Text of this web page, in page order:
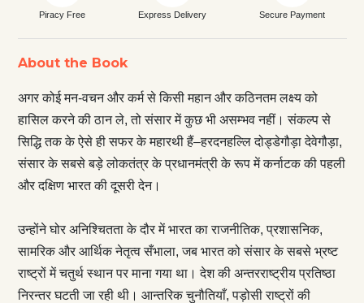
Piracy Free Express Delivery Secure Payment
About the Book
अगर कोई मन-वचन और कर्म से किसी महान और कठिनतम लक्ष्य को
हासिल करने की ठान ले, तो संसार में कुछ भी असम्भव नहीं। संकल्प से
सिद्धि तक के ऐसे ही सफर के महारथी हैं–हरदनहल्लि दोड्डेगौड़ा देवेगौड़ा,
संसार के सबसे बड़े लोकतंत्र के प्रधानमंत्री के रूप में कर्नाटक की पहली
और दक्षिण भारत की दूसरी देन।
उन्होंने घोर अनिश्चितता के दौर में भारत का राजनीतिक, प्रशासनिक,
सामरिक और आर्थिक नेतृत्व सँभाला, जब भारत को संसार के सबसे भ्रष्ट
राष्ट्रों में चतुर्थ स्थान पर माना गया था। देश की अन्तरराष्ट्रीय प्रतिष्ठा
निरन्तर घटती जा रही थी। आन्तरिक चुनौतियाँ, पड़ोसी राष्ट्रों की